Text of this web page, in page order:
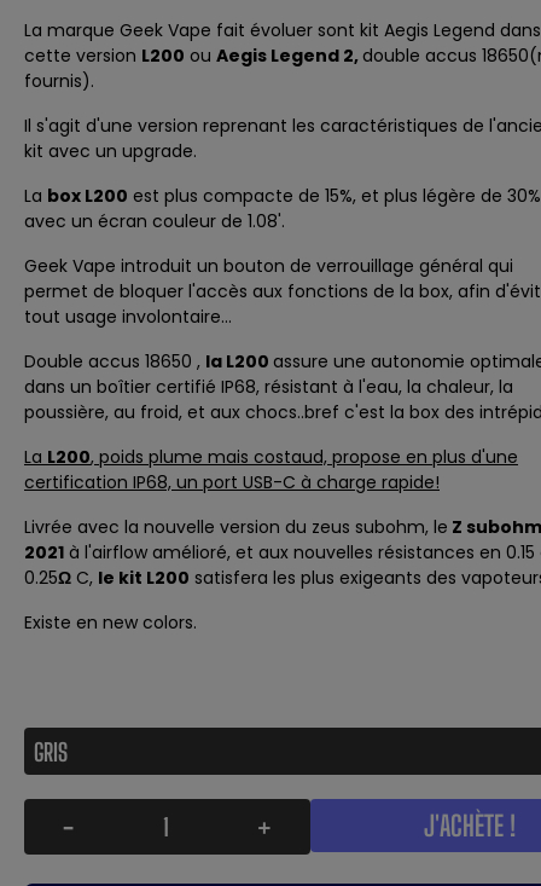
La marque Geek Vape fait évoluer sont kit Aegis Legend dans
cette version L200 ou Aegis Legend 2,double accus 18650
fournis).
Il s'agit d'une version reprenant les caractéristiques de
kit avec un upgrade.
La box L200 est plus compacte de 15%, et plus légère de
avec un écran couleur de 1.08'.
Geek Vape introduit un bouton de verrouillage général qui
permet de bloquer l'accès aux fonctions de la box, afin
tout usage involontaire...
Double accus 18650 , la L200 assure une autonomie
dans un boîtier certifié IP68, résistant à l'eau, la chaleur, la
poussière, au froid, et aux chocs..bref c'est la box des
La L200, poids plume mais costaud, propose en plus d'une
certification IP68, un port USB-C à charge rapide!
Livrée avec la nouvelle version du zeus subohm, le Z subohm
2021 à l'airflow amélioré, et aux nouvelles résistances en
0.25Ω C, le kit L200 satisfera les plus exigeants des
Existe en new colors.
- + J'ACHÈTE !